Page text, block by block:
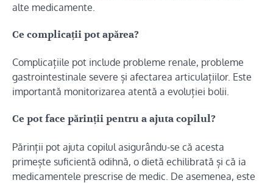
alte medicamente.
Ce complicații pot apărea?
Complicațiile pot include probleme renale, probleme
gastrointestinale severe și afectarea articulațiilor. Este
importantă monitorizarea atentă a evoluției bolii.
Ce pot face părinții pentru a ajuta copilul?
Părinții pot ajuta copilul asigurându-se că acesta
primește suficientă odihnă, o dietă echilibrată și că ia
medicamentele prescrise de medic. De asemenea, este